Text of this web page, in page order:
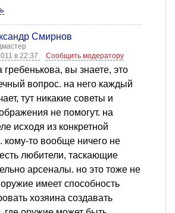
Смирнов
в 22:37
Сообщить модератору
гребенькова, вы знаете, это
вопрос. на него каждый
тут никакие советы и
не помогут. на
исходя из конкретной
кому-то вообще ничего не
любители, таскающие
арсеналы. но это тоже не
имеет способность
хозяина создавать